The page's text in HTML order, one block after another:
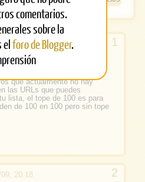
08, 9:24
de que os haya gustado
que actualmente no hay
las URLs que puedes
lista, el tope de 100 es para
de 100 en 100 pero sin tope
20:18
comentarios.
sobre la
elforo de Blogger.